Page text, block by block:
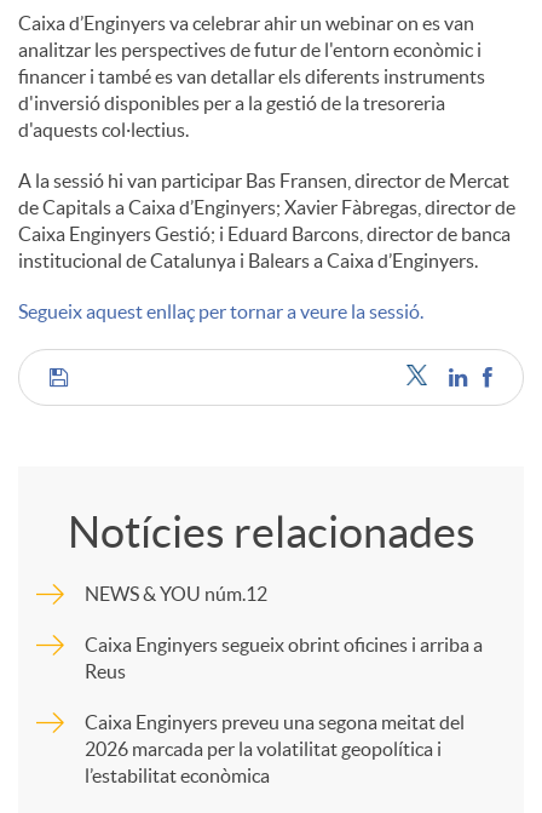
t
i
n
g
u
s
Caixa d’Enginyers va celebrar ahir un webinar on es van
analitzar les perspectives de futur de l'entorn econòmic i
financer i també es van detallar els diferents instruments
d'inversió disponibles per a la gestió de la tresoreria
d'aquests col·lectius.
A la sessió hi van participar Bas Fransen, director de Mercat
de Capitals a Caixa d’Enginyers; Xavier Fàbregas, director de
Caixa Enginyers Gestió; i Eduard Barcons, director de banca
institucional de Catalunya i Balears a Caixa d’Enginyers.
Segueix aquest enllaç per tornar a veure la sessió.
C
p
a
Notícies relacionades
NEWS & YOU núm.12
Caixa Enginyers segueix obrint oficines i arriba a
Reus
Caixa Enginyers preveu una segona meitat del
2026 marcada per la volatilitat geopolítica i
l’estabilitat econòmica